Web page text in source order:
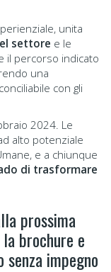
unita
settore e le
il percorso indicato
una
con gli
2024. Le
alto potenziale
e a chiunque
di trasformare
prossima
brochure e
impegno